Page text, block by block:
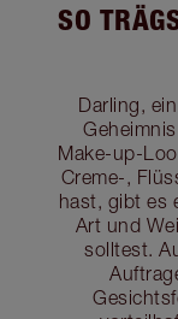
SO
Darling,
Make-up-
Creme-,
hast, gibt es
Art und
solltest.